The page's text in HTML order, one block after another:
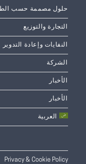
حلول مصممة حسب الطلب
التجارة والتوزيع
النفايات وإعادة التدوير
الشركة
الأخبار
الأخبار
العربية
Privacy & Cookie Policy